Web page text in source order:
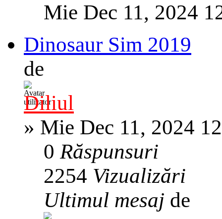
Mie Dec 11, 2024
Dinosaur Sim 2019
de
Diliul
» Mie Dec 11, 2024
0Răspunsuri
2254 Vizualizări
Ultimul mesaj de